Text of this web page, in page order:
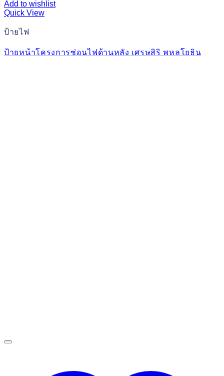
Add to wishlist
Quick View
ป้ายไฟ
ป้ายหน้าโครงการซ่อนไฟด้านหลัง เศรษสิริ พหลโยธิน